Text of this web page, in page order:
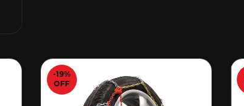
-19%
OFF